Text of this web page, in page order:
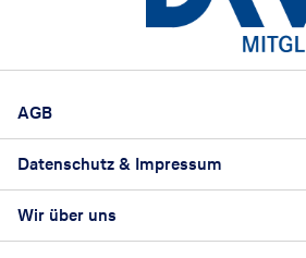
AGB
AGB als Reisevermittler
Datenschutz & Impressum
Datenschutz
Wir über uns